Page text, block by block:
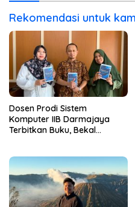
Rekomendasi untuk
Dosen Prodi Sistem
Komputer IIB Darmajaya
Terbitkan Buku, Bekal